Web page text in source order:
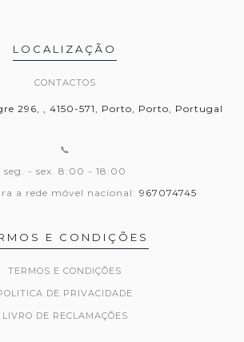
LOCALIZAÇÃO
CONTACTOS
296, , 4150-571, Porto, Porto, Portugal
📞
seg. - sex. 8:00 - 18:00
a rede móvel nacional: 967074745
E CONDIÇÕES
TERMOS E CONDIÇÕES
DE PRIVACIDADE
LIVRO DE RECLAMAÇÕES